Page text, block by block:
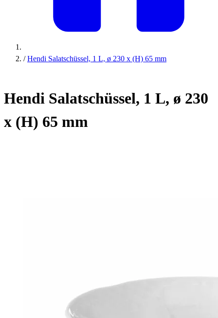
/ Hendi Salatschüssel, 1 L, ø 230 x (H) 65 mm
Hendi Salatschüssel, 1 L, ø 230
x (H) 65 mm